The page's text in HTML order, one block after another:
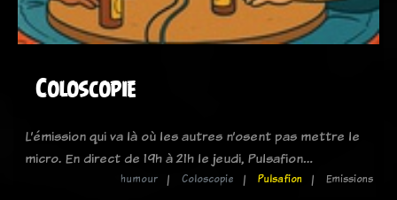
Coloscopie
L’émission qui va là où les autres n’osent pas mettre le
micro. En direct de 19h à 21h le jeudi, Pulsafion…
humour Coloscopie Pulsafion Emissions